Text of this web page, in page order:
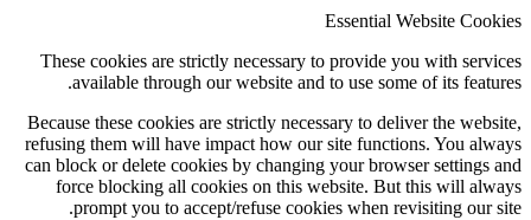
Essential Website Cookies
These cookies are strictly necessary to provide you with services
available through our website and to use some of its features.
Because these cookies are strictly necessary to deliver the website,
refusing them will have impact how our site functions. You always
can block or delete cookies by changing your browser settings and
force blocking all cookies on this website. But this will always
prompt you to accept/refuse cookies when revisiting our site.